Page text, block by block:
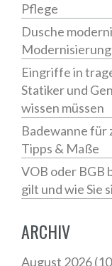
Pflege
Dusche
Eingriffe in
Statiker und
wissen müssen
Badewanne für
Tipps & Maße
VOB oder BGB
gilt und wie Sie
ARCHIV
August 2026